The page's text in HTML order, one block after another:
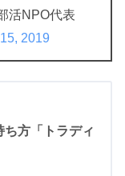
活NPO代表
2019
ち方「トラディ